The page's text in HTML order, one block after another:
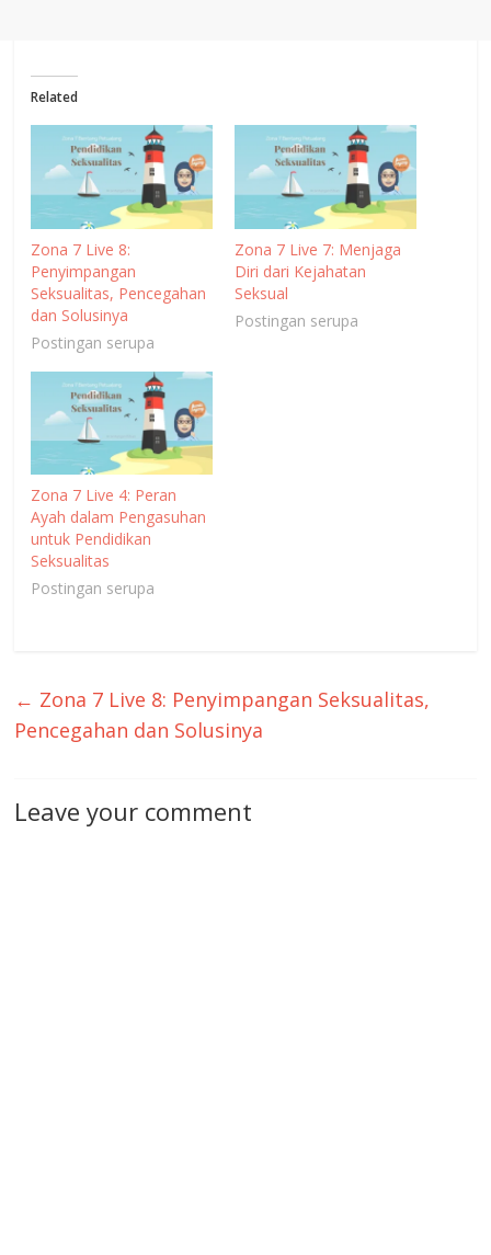
Related
Zona 7 Live 8:
Penyimpangan
Seksualitas, Pencegahan
dan Solusinya
Postingan serupa
Zona 7 Live 7: Menjaga
Diri dari Kejahatan
Seksual
Postingan serupa
Zona 7 Live 4: Peran
Ayah dalam Pengasuhan
untuk Pendidikan
Seksualitas
Postingan serupa
← Zona 7 Live 8: Penyimpangan Seksualitas,
Pencegahan dan Solusinya
Leave your comment